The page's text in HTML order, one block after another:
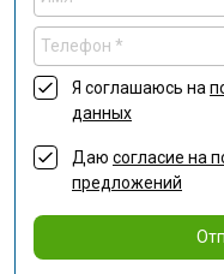
Я соглашаюсь на
данных
Даю согласие на
предложений